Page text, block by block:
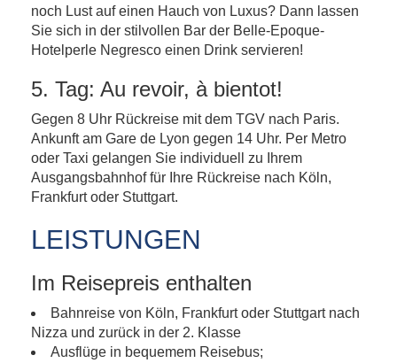
noch Lust auf einen Hauch von Luxus? Dann lassen
Sie sich in der stilvollen Bar der Belle-Epoque-
Hotelperle Negresco einen Drink servieren!
5. Tag: Au revoir, à bientot!
Gegen 8 Uhr Rückreise mit dem TGV nach Paris.
Ankunft am Gare de Lyon gegen 14 Uhr. Per Metro
oder Taxi gelangen Sie individuell zu Ihrem
Ausgangsbahnhof für Ihre Rückreise nach Köln,
Frankfurt oder Stuttgart.
LEISTUNGEN
Im Reisepreis enthalten
Bahnreise von Köln, Frankfurt oder Stuttgart nach
Nizza und zurück in der 2. Klasse
Ausflüge in bequemem Reisebus;